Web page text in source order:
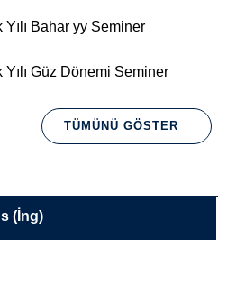
Bahar yy Seminer
Güz Dönemi Seminer
TÜMÜNÜ GÖSTER
(İng)